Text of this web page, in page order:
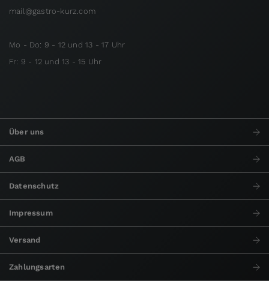
mail@gastro-kurz.com
Mo - Do: 9 - 12 und 13 - 17 Uhr
Fr: 9 - 12 und 13 - 15 Uhr
Über uns
AGB
Datenschutz
Impressum
Versand
Zahlungsarten